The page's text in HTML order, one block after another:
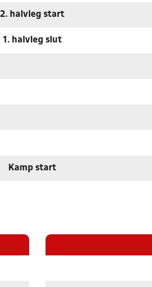
2. halvleg start
1. halvleg slut
Kamp start